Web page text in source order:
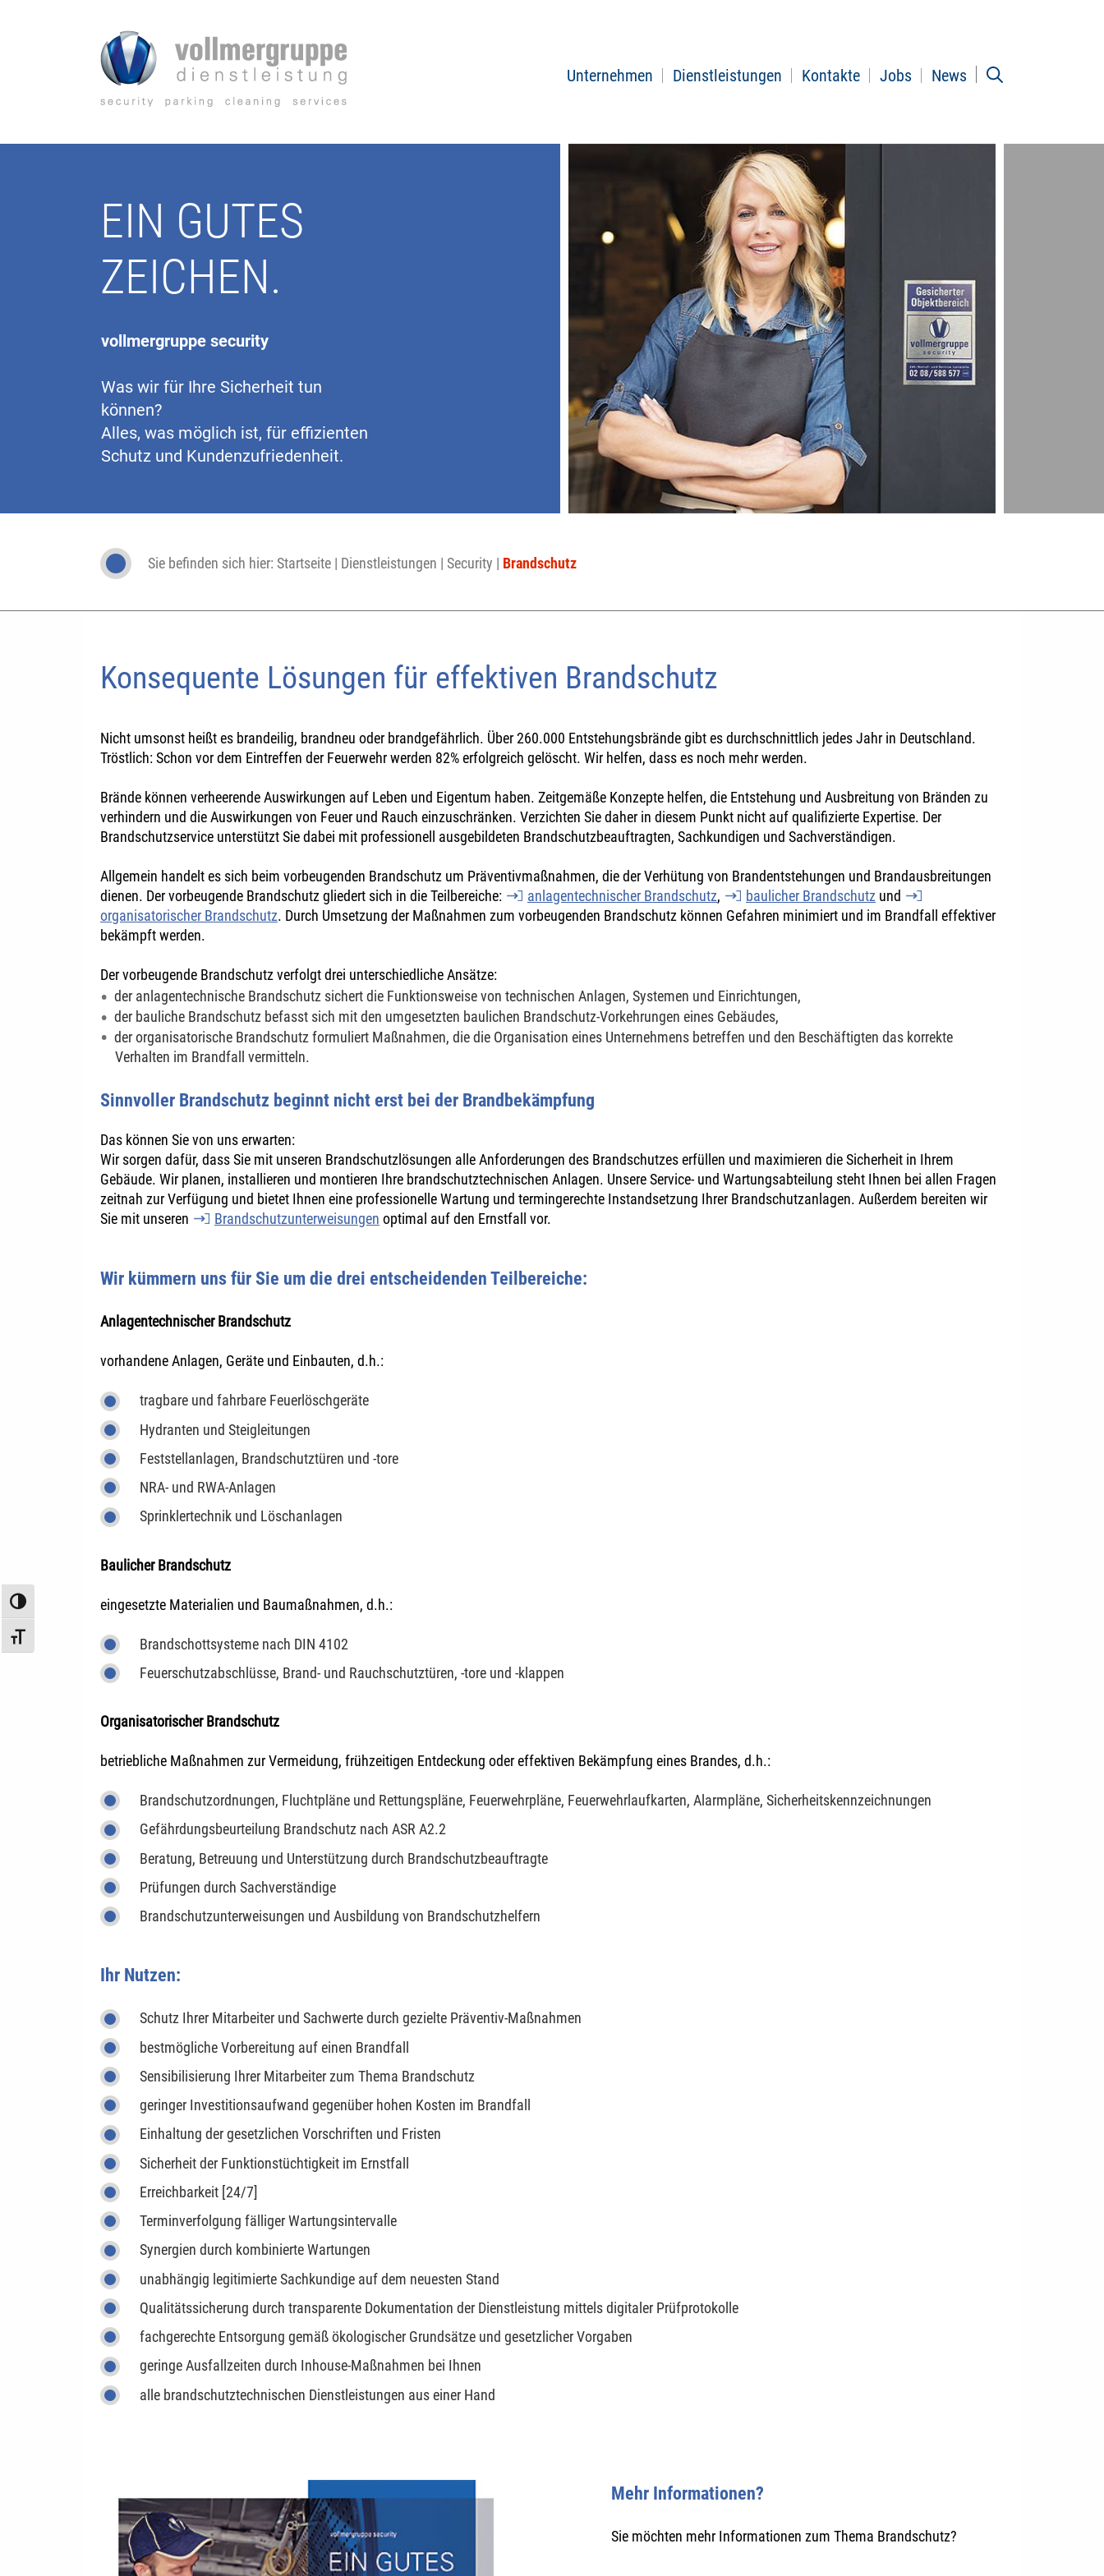
Umschalten auf hohe Kontraste
Schrift vergrößern
Unternehmen Dienstleistungen Kontakte Jobs News
EIN GUTES
ZEICHEN.
vollmergruppe security
Was wir für Ihre Sicherheit tun
können?
Alles, was möglich ist, für effizienten
Schutz und Kundenzufriedenheit.
Sie befinden sich hier: Startseite | Dienstleistungen | Security | Brandschutz
Konsequente Lösungen für effektiven Brandschutz
Nicht umsonst heißt es brandeilig, brandneu oder brandgefährlich. Über 260.000 Entstehungsbrände gibt es durchschnittlich jedes Jahr in Deutschland.
Tröstlich: Schon vor dem Eintreffen der Feuerwehr werden 82% erfolgreich gelöscht. Wir helfen, dass es noch mehr werden.
Brände können verheerende Auswirkungen auf Leben und Eigentum haben. Zeitgemäße Konzepte helfen, die Entstehung und Ausbreitung von Bränden zu
verhindern und die Auswirkungen von Feuer und Rauch einzuschränken. Verzichten Sie daher in diesem Punkt nicht auf qualifizierte Expertise. Der
Brandschutzservice unterstützt Sie dabei mit professionell ausgebildeten Brandschutzbeauftragten, Sachkundigen und Sachverständigen.
Allgemein handelt es sich beim vorbeugenden Brandschutz um Präventivmaßnahmen, die der Verhütung von Brandentstehungen und Brandausbreitungen
dienen. Der vorbeugende Brandschutz gliedert sich in die Teilbereiche:
anlagentechnischer Brandschutz, baulicher Brandschutz und
organisatorischer Brandschutz. Durch Umsetzung der Maßnahmen zum vorbeugenden Brandschutz können Gefahren minimiert und im Brandfall effektiver
bekämpft werden.
Der vorbeugende Brandschutz verfolgt drei unterschiedliche Ansätze:
der anlagentechnische Brandschutz sichert die Funktionsweise von technischen Anlagen, Systemen und Einrichtungen,
der bauliche Brandschutz befasst sich mit den umgesetzten baulichen Brandschutz-Vorkehrungen eines Gebäudes,
der organisatorische Brandschutz formuliert Maßnahmen, die die Organisation eines Unternehmens betreffen und den Beschäftigten das korrekte
Verhalten im Brandfall vermitteln.
Sinnvoller Brandschutz beginnt nicht erst bei der Brandbekämpfung
Das können Sie von uns erwarten:
Wir sorgen dafür, dass Sie mit unseren Brandschutzlösungen alle Anforderungen des Brandschutzes erfüllen und maximieren die Sicherheit in Ihrem
Gebäude. Wir planen, installieren und montieren Ihre brandschutztechnischen Anlagen. Unsere Service- und Wartungsabteilung steht Ihnen bei allen Fragen
zeitnah zur Verfügung und bietet Ihnen eine professionelle Wartung und termingerechte Instandsetzung Ihrer Brandschutzanlagen. Außerdem bereiten wir
Sie mit unseren
Brandschutzunterweisungen optimal auf den Ernstfall vor.
Wir kümmern uns für Sie um die drei entscheidenden Teilbereiche:
Anlagentechnischer Brandschutz
vorhandene Anlagen, Geräte und Einbauten, d.h.:
tragbare und fahrbare Feuerlöschgeräte
Hydranten und Steigleitungen
Feststellanlagen, Brandschutztüren und -tore
NRA- und RWA-Anlagen
Sprinklertechnik und Löschanlagen
Baulicher Brandschutz
eingesetzte Materialien und Baumaßnahmen, d.h.:
Brandschottsysteme nach DIN 4102
Feuerschutzabschlüsse, Brand- und Rauchschutztüren, -tore und -klappen
Organisatorischer Brandschutz
betriebliche Maßnahmen zur Vermeidung, frühzeitigen Entdeckung oder effektiven Bekämpfung eines Brandes, d.h.:
Brandschutzordnungen, Fluchtpläne und Rettungspläne, Feuerwehrpläne, Feuerwehrlaufkarten, Alarmpläne, Sicherheitskennzeichnungen
Gefährdungsbeurteilung Brandschutz nach ASR A2.2
Beratung, Betreuung und Unterstützung durch Brandschutzbeauftragte
Prüfungen durch Sachverständige
Brandschutzunterweisungen und Ausbildung von Brandschutzhelfern
Ihr Nutzen:
Schutz Ihrer Mitarbeiter und Sachwerte durch gezielte Präventiv-Maßnahmen
bestmögliche Vorbereitung auf einen Brandfall
Sensibilisierung Ihrer Mitarbeiter zum Thema Brandschutz
geringer Investitionsaufwand gegenüber hohen Kosten im Brandfall
Einhaltung der gesetzlichen Vorschriften und Fristen
Sicherheit der Funktionstüchtigkeit im Ernstfall
Erreichbarkeit [24/7]
Terminverfolgung fälliger Wartungsintervalle
Synergien durch kombinierte Wartungen
unabhängig legitimierte Sachkundige auf dem neuesten Stand
Qualitätssicherung durch transparente Dokumentation der Dienstleistung mittels digitaler Prüfprotokolle
fachgerechte Entsorgung gemäß ökologischer Grundsätze und gesetzlicher Vorgaben
geringe Ausfallzeiten durch Inhouse-Maßnahmen bei Ihnen
alle brandschutztechnischen Dienstleistungen aus einer Hand
Mehr Informationen?
Sie möchten mehr Informationen zum Thema Brandschutz?